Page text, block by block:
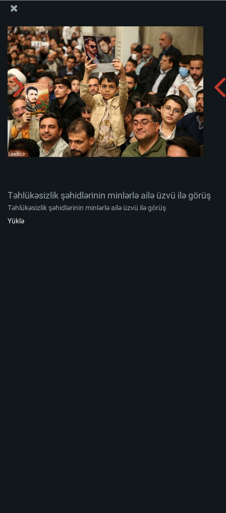
Təhlükəsizlik şəhidlərinin minlərlə ailə üzvü ilə görüş
Albomu yüklə: zip
Təhlükəsizlik şəhidlərinin minlərlə ailə üzvü ilə görüş
Təhlükəsizlik şəhidlərinin minlərlə ailə üzvü ilə görüş
Yüklə